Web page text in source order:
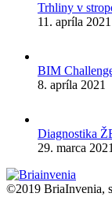
Trhliny v
11. apríla 2021
BIM
8. apríla 2021
Diagnostika
29. marca 2021
©2019 BriaInvenia,